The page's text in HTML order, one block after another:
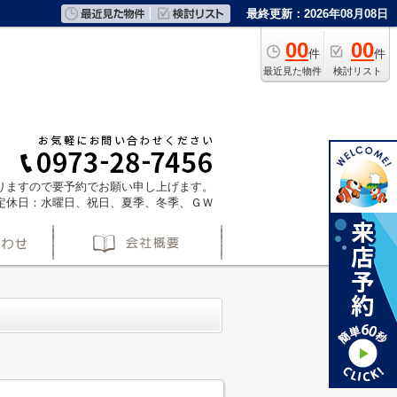
最終更新：2026年08月08日
00件
最近見た物件
00件
検討リスト
すので要予約でお願い申し上げます。
休日：水曜日、祝日、夏季、冬季、ＧＷ